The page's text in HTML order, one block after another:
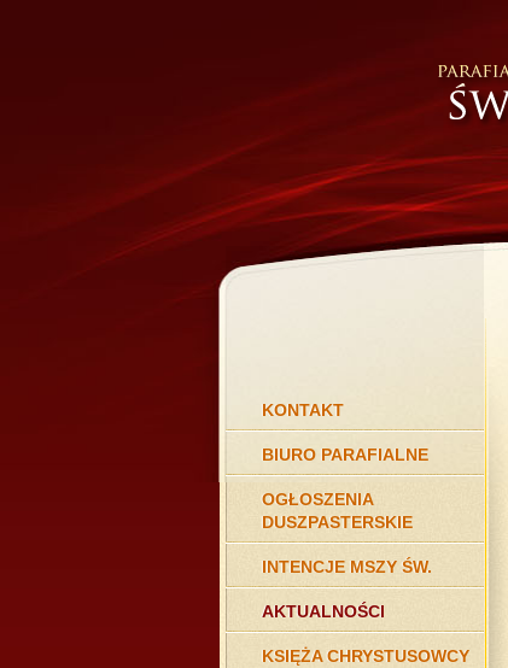
KONTAKT
BIURO PARAFIALNE
OGŁOSZENIA
DUSZPASTERSKIE
INTENCJE MSZY ŚW.
AKTUALNOŚCI
KSIĘŻA CHRYSTUSOWCY